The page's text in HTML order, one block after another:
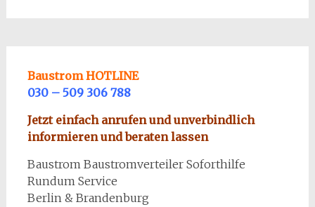
Baustrom HOTLINE
030 – 509 306 788
Jetzt einfach anrufen und unverbindlich
informieren und beraten lassen
Baustrom Baustromverteiler Soforthilfe
Rundum Service
Berlin & Brandenburg